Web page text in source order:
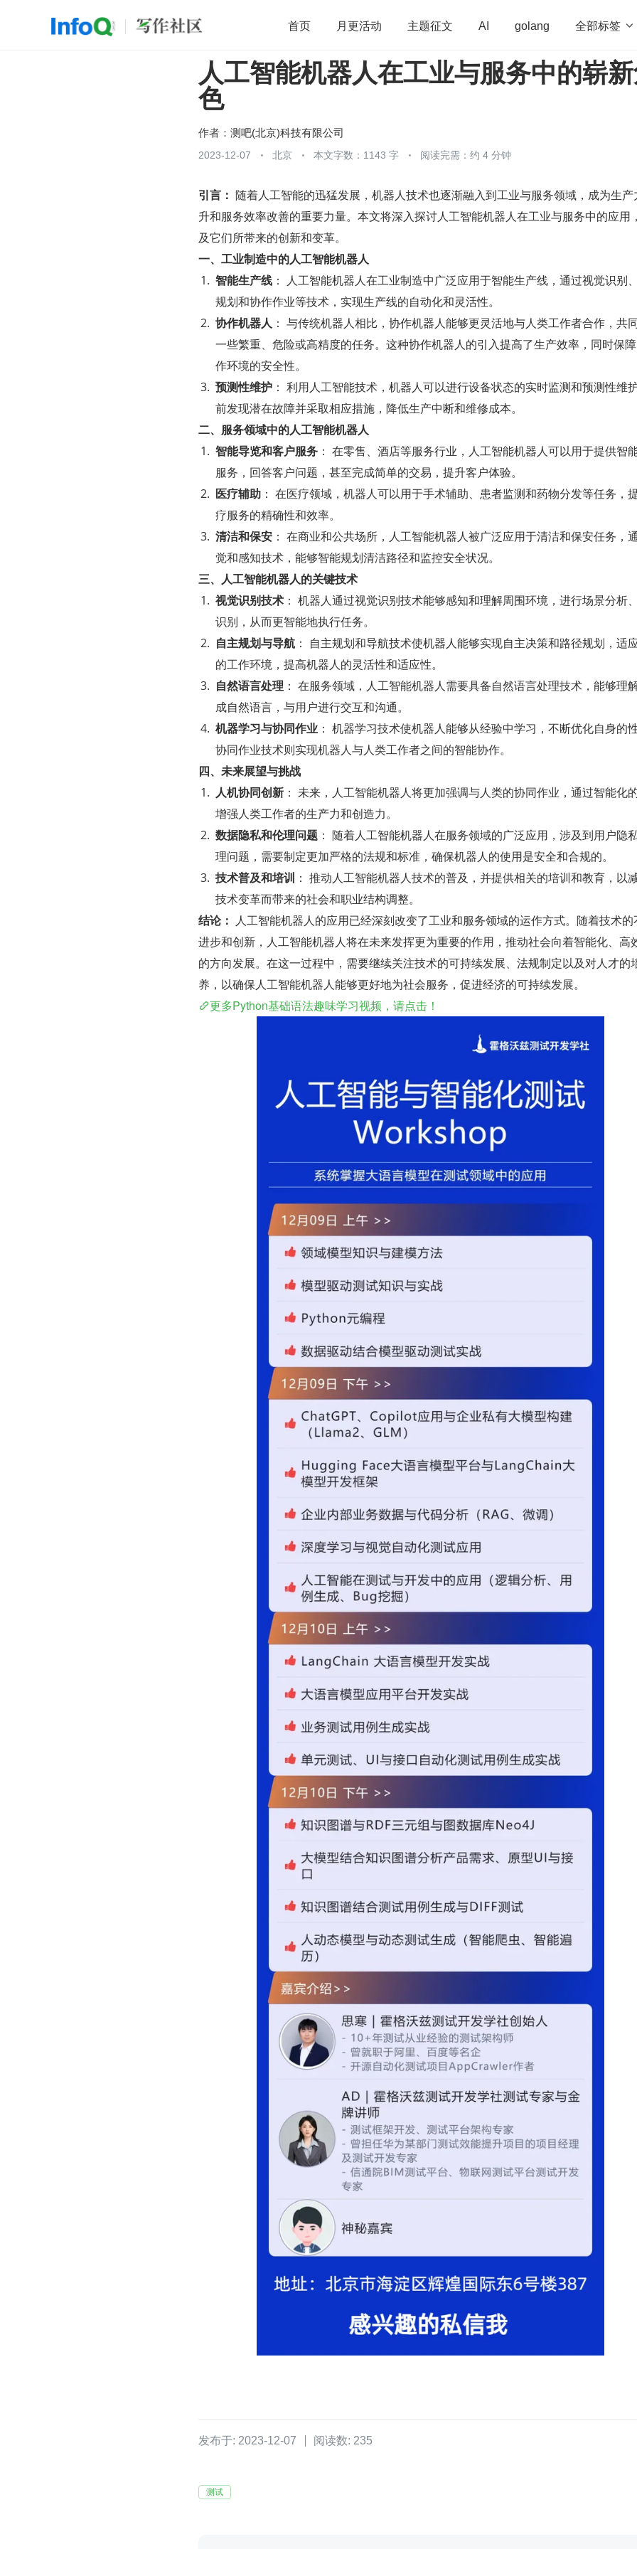
首页 月更活动 主题征文 AI golang 全部标签 
开源 架构 OpenHarmony 算法 学习方法 Web3.0 高
人工智能机器人在工业与服务中的崭
色
作者： 测吧(北京)科技有限公司
2023-12-07 北京 本文字数：1143 字 阅读完需：约 4 分钟
引言： 随着人工智能的迅猛发展，机器人技术也逐渐融入到工业与服务领域，成为生产
升和服务效率改善的重要力量。本文将深入探讨人工智能机器人在工业与服务中的应用
及它们所带来的创新和变革。
一、工业制造中的人工智能机器人
智能生产线 ： 人工智能机器人在工业制造中广泛应用于智能生产线，通过视觉识别
规划和协作作业等技术，实现生产线的自动化和灵活性。
协作机器人 ： 与传统机器人相比，协作机器人能够更灵活地与人类工作者合作，共
一些繁重、危险或高精度的任务。这种协作机器人的引入提高了生产效率，同时保
作环境的安全性。
预测性维护 ： 利用人工智能技术，机器人可以进行设备状态的实时监测和预测性维
前发现潜在故障并采取相应措施，降低生产中断和维修成本。
二、服务领域中的人工智能机器人
智能导览和客户服务 ： 在零售、酒店等服务行业，人工智能机器人可以用于提供智
服务，回答客户问题，甚至完成简单的交易，提升客户体验。
医疗辅助 ： 在医疗领域，机器人可以用于手术辅助、患者监测和药物分发等任务，
疗服务的精确性和效率。
清洁和保安 ： 在商业和公共场所，人工智能机器人被广泛应用于清洁和保安任务，
觉和感知技术，能够智能规划清洁路径和监控安全状况。
三、人工智能机器人的关键技术
视觉识别技术 ： 机器人通过视觉识别技术能够感知和理解周围环境，进行场景分析
识别，从而更智能地执行任务。
自主规划与导航 ： 自主规划和导航技术使机器人能够实现自主决策和路径规划，适
的工作环境，提高机器人的灵活性和适应性。
自然语言处理 ： 在服务领域，人工智能机器人需要具备自然语言处理技术，能够理
成自然语言，与用户进行交互和沟通。
机器学习与协同作业 ： 机器学习技术使机器人能够从经验中学习，不断优化自身的
协同作业技术则实现机器人与人类工作者之间的智能协作。
四、未来展望与挑战
人机协同创新 ： 未来，人工智能机器人将更加强调与人类的协同作业，通过智能化
增强人类工作者的生产力和创造力。
数据隐私和伦理问题 ： 随着人工智能机器人在服务领域的广泛应用，涉及到用户隐
理问题，需要制定更加严格的法规和标准，确保机器人的使用是安全和合规的。
技术普及和培训 ： 推动人工智能机器人技术的普及，并提供相关的培训和教育，以
技术变革而带来的社会和职业结构调整。
结论： 人工智能机器人的应用已经深刻改变了工业和服务领域的运作方式。随着技术的
进步和创新，人工智能机器人将在未来发挥更为重要的作用，推动社会向着智能化、高
的方向发展。在这一过程中，需要继续关注技术的可持续发展、法规制定以及对人才的
养，以确保人工智能机器人能够更好地为社会服务，促进经济的可持续发展。
更多Python基础语法趣味学习视频，请点击！
发布于: 2023-12-07 阅读数: 235
测试